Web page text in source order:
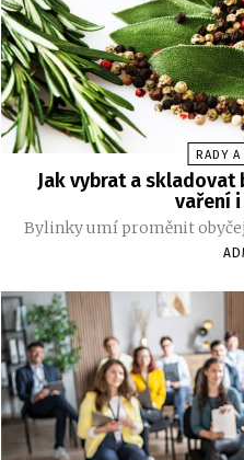
RADY
Jak vybrat a skladovat
vaření
Bylinky umí proměnit